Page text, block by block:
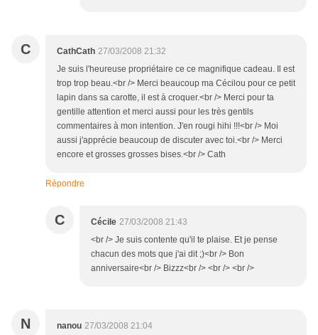
C CathCath 27/03/2008 21:32
Je suis l'heureuse propriétaire ce ce magnifique cadeau. Il est
trop trop beau.<br /> Merci beaucoup ma Cécilou pour ce petit
lapin dans sa carotte, il est à croquer.<br /> Merci pour ta
gentille attention et merci aussi pour les très gentils
commentaires à mon intention. J'en rougi hihi !!!<br /> Moi
aussi j'apprécie beaucoup de discuter avec toi.<br /> Merci
encore et grosses grosses bises.<br /> Cath
Répondre
C Cécile 27/03/2008 21:43
<br /> Je suis contente qu'il te plaise. Et je pense
chacun des mots que j'ai dit ;)<br /> Bon
anniversaire<br /> Bizzz<br /> <br /> <br />
N nanou 27/03/2008 21:04